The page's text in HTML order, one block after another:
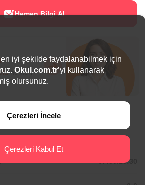
Hemen Bilgi Al
hemen
OKULLAR
07:30/18:30
iyi şekilde faydalanabilmek için
Okul.com.tr’yi kullanarak
olursunuz.
Çerezleri İncele
Çerezleri Kabul Et